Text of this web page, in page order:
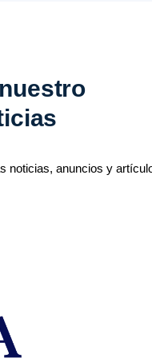
noticias, anuncios y